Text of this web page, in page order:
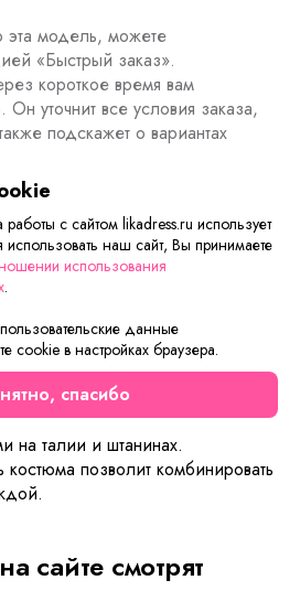
эта модель, можете
«Быстрый заказ».
короткое время вам
уточнит все условия заказа,
подскажет о вариантах
товараОтзывы
Моника подарит Вам удобство и
голубой цвет находится
и означает, что Вы в тренде
Свободный костюм визуально
красиво. Капюшон и карманы
удобства в носке. Штаны
на талии и штанинах.
позволит комбинировать
сайте смотрят
с сайтом likadress.ru использует
наш сайт, Вы принимаете
использования
.
данные
cookie в настройках браузера.
спасибо